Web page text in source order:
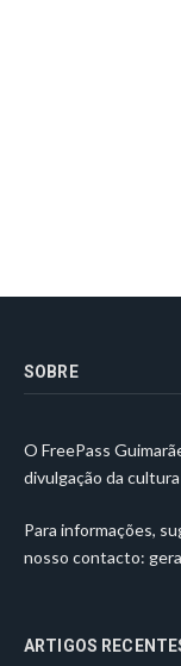
SOBRE
O FreePass
divulgação da
Para informações,
nosso contacto:
ARTIGOS